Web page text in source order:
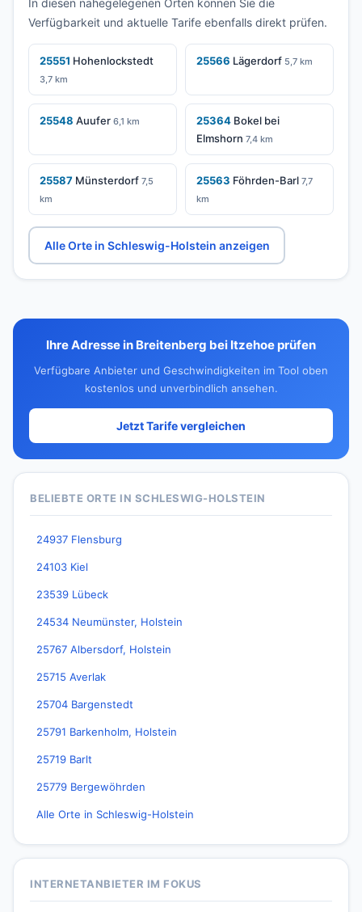
In diesen nahegelegenen Orten können Sie die
Verfügbarkeit und aktuelle Tarife ebenfalls direkt prüfen.
25551 Hohenlockstedt
3,7 km
25566 Lägerdorf 5,7 km
25548 Auufer 6,1 km 25364 Bokel bei
Elmshorn 7,4 km
25587 Münsterdorf 7,5
km
25563 Föhrden-Barl 7,7
km
Alle Orte in Schleswig-Holstein anzeigen
Ihre Adresse in Breitenberg bei Itzehoe prüfen
Verfügbare Anbieter und Geschwindigkeiten im Tool oben
kostenlos und unverbindlich ansehen.
Jetzt Tarife vergleichen
BELIEBTE ORTE IN SCHLESWIG-HOLSTEIN
24937 Flensburg
24103 Kiel
23539 Lübeck
24534 Neumünster, Holstein
25767 Albersdorf, Holstein
25715 Averlak
25704 Bargenstedt
25791 Barkenholm, Holstein
25719 Barlt
25779 Bergewöhrden
Alle Orte in Schleswig-Holstein
INTERNETANBIETER IM FOKUS